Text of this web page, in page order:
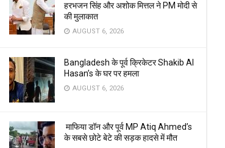
हरभजन सिंह और अशोक मित्तल ने PM मोदी से
की मुलाकात
AUGUST 6, 2026
Bangladesh के पूर्व क्रिकेटर Shakib Al
Hasan’s के घर पर हमला
AUGUST 6, 2026
माफिया डॉन और पूर्व MP Atiq Ahmed’s
के सबसे छोटे बेटे की सड़क हादसे में मौत